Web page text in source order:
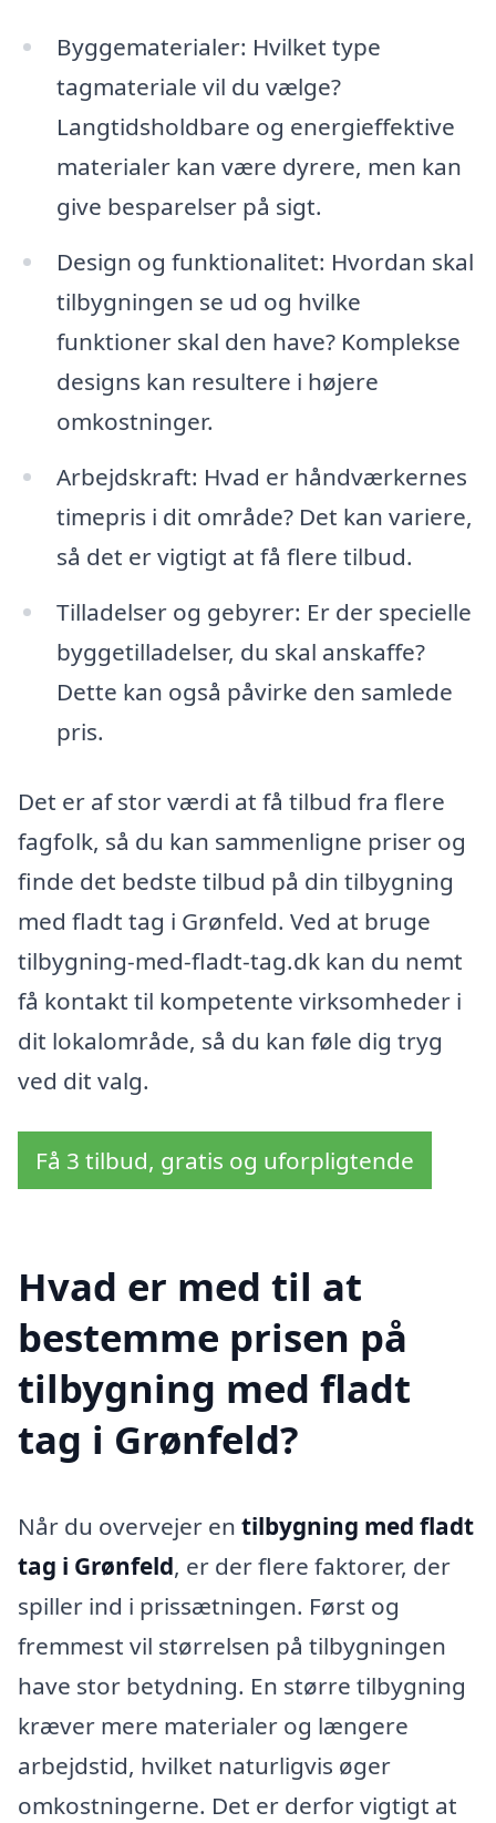
Byggematerialer: Hvilket type
tagmateriale vil du vælge?
Langtidsholdbare og energieffektive
materialer kan være dyrere, men kan
give besparelser på sigt.
Design og funktionalitet: Hvordan skal
tilbygningen se ud og hvilke
funktioner skal den have? Komplekse
designs kan resultere i højere
omkostninger.
Arbejdskraft: Hvad er håndværkernes
timepris i dit område? Det kan variere,
så det er vigtigt at få flere tilbud.
Tilladelser og gebyrer: Er der specielle
byggetilladelser, du skal anskaffe?
Dette kan også påvirke den samlede
pris.
Det er af stor værdi at få tilbud fra flere
fagfolk, så du kan sammenligne priser og
finde det bedste tilbud på din tilbygning
med fladt tag i Grønfeld. Ved at bruge
tilbygning-med-fladt-tag.dk kan du nemt
få kontakt til kompetente virksomheder i
dit lokalområde, så du kan føle dig tryg
ved dit valg.
Få 3 tilbud, gratis og uforpligtende
Hvad er med til at
bestemme prisen på
tilbygning med fladt
tag i Grønfeld?
Når du overvejer en tilbygning med fladt
tag i Grønfeld, er der flere faktorer, der
spiller ind i prissætningen. Først og
fremmest vil størrelsen på tilbygningen
have stor betydning. En større tilbygning
kræver mere materialer og længere
arbejdstid, hvilket naturligvis øger
omkostningerne. Det er derfor vigtigt at